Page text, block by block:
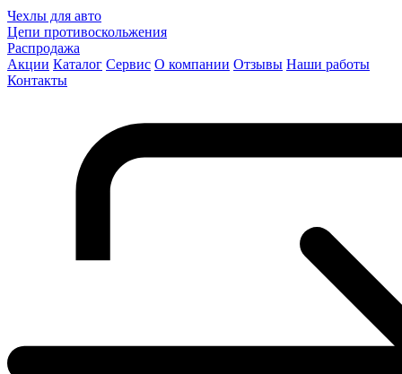
Чехлы для авто
Цепи противоскольжения
Распродажа
Акции Каталог Сервис О компании Отзывы Наши работы
Контакты